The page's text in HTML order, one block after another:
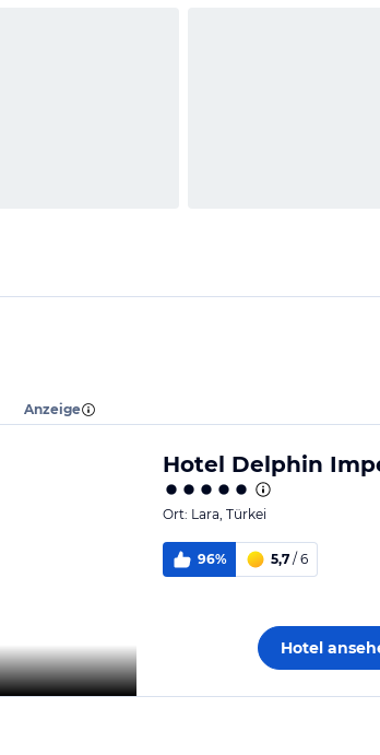
Anzeige
Hotel Delphin
Ort: Lara, Türkei
96% 5,7 / 6
Hotel